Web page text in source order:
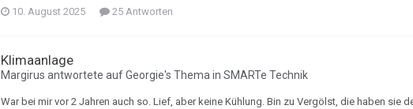
10. August 2025 25 Antworten
Klimaanlage
Margirus antwortete aufGeorgie's Thema in SMARTe Technik
War bei mir vor 2 Jahren auch so. Lief, aber keine Kühlung. Bin zu Vergölst, die haben sie